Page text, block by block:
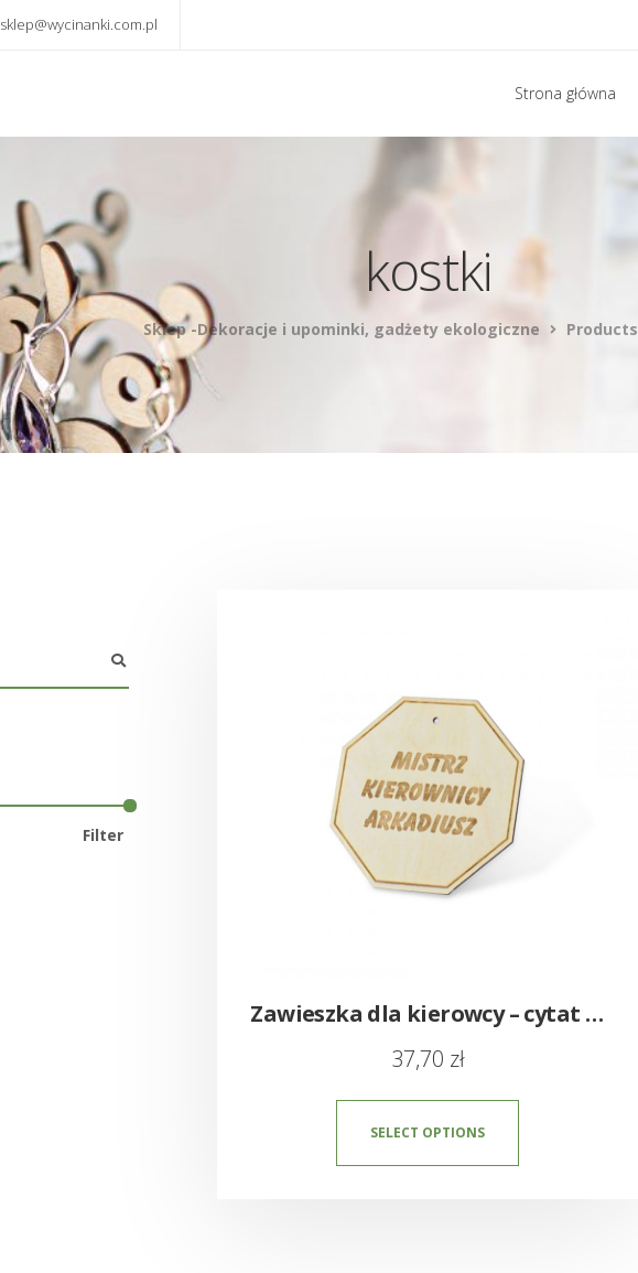
sklep@wycinanki.com.pl
Strona główna
kostki
Sklep -Dekoracje i upominki, gadżety ekologiczne Products
Filter
Zawieszka dla kierowcy – cytat lub dedykacja
37,70 zł
SELECT OPTIONS